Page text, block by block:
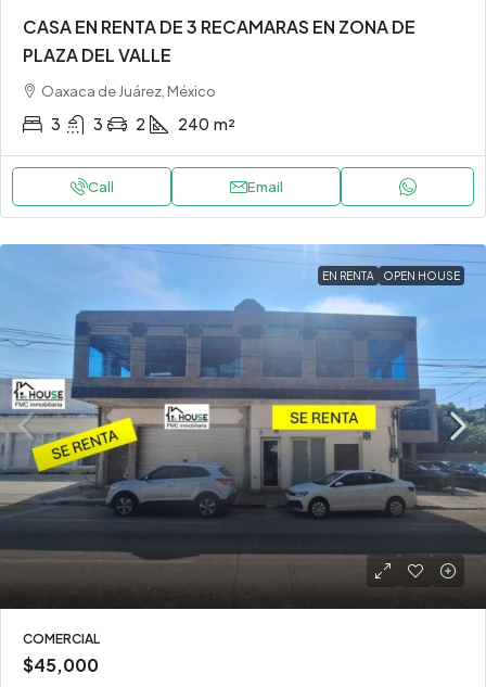
CASA EN RENTA DE 3 RECAMARAS EN ZONA DE
PLAZA DEL VALLE
Oaxaca de Juárez, México
3 3 2 240 m²
Call Email
EN RENTA OPEN HOUSE
COMERCIAL
$45,000